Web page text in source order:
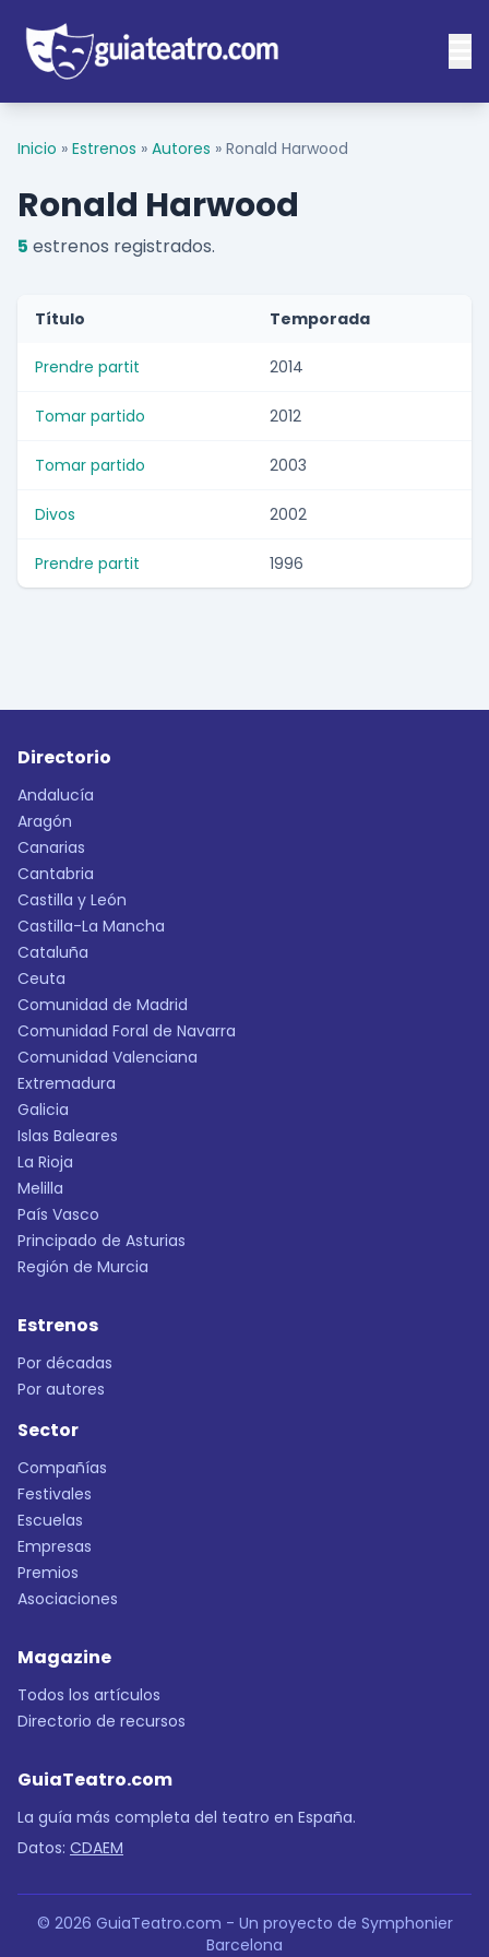
Inicio » Estrenos » Autores » Ronald Harwood
Ronald Harwood
5 estrenos registrados.
Título Temporada
Prendre partit 2014
Tomar partido 2012
Tomar partido 2003
Divos 2002
Prendre partit 1996
Directorio
Andalucía
Aragón
Canarias
Cantabria
Castilla y León
Castilla-La Mancha
Cataluña
Ceuta
Comunidad de Madrid
Comunidad Foral de Navarra
Comunidad Valenciana
Extremadura
Galicia
Islas Baleares
La Rioja
Melilla
País Vasco
Principado de Asturias
Región de Murcia
Estrenos
Por décadas
Por autores
Sector
Compañías
Festivales
Escuelas
Empresas
Premios
Asociaciones
Magazine
Todos los artículos
Directorio de recursos
GuiaTeatro.com
La guía más completa del teatro en España.
Datos: CDAEM
© 2026 GuiaTeatro.com - Un proyecto de Symphonier
Barcelona